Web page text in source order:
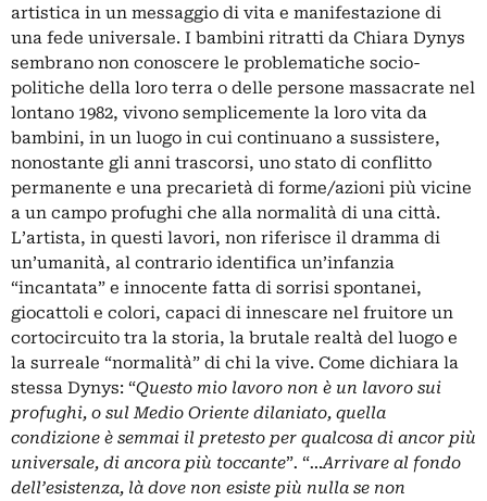
artistica in un messaggio di vita e manifestazione di
una fede universale. I bambini ritratti da Chiara Dynys
sembrano non conoscere le problematiche socio-
politiche della loro terra o delle persone massacrate nel
lontano 1982, vivono semplicemente la loro vita da
bambini, in un luogo in cui continuano a sussistere,
nonostante gli anni trascorsi, uno stato di conflitto
permanente e una precarietà di forme/azioni più vicine
a un campo profughi che alla normalità di una città.
L’artista, in questi lavori, non riferisce il dramma di
un’umanità, al contrario identifica un’infanzia
“incantata” e innocente fatta di sorrisi spontanei,
giocattoli e colori, capaci di innescare nel fruitore un
cortocircuito tra la storia, la brutale realtà del luogo e
la surreale “normalità” di chi la vive. Come dichiara la
stessa Dynys: “Questo mio lavoro non è un lavoro sui
profughi, o sul Medio Oriente dilaniato, quella
condizione è semmai il pretesto per qualcosa di ancor più
universale, di ancora più toccante”. “…Arrivare al fondo
dell’esistenza, là dove non esiste più nulla se non